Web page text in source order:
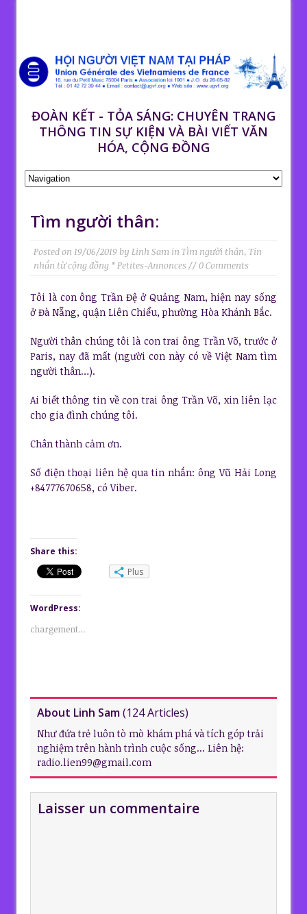
ĐOÀN KẾT - TỎA SÁNG: CHUYÊN TRANG
THÔNG TIN SỰ KIỆN VÀ BÀI VIẾT VĂN
HÓA, CỘNG ĐỒNG
Tìm người thân:
Posted on 19/06/2019 by Linh Sam in Tìm người thân, Tin
nhắn từ cộng đồng * Petites-Annonces // 0 Comments
Tôi là con ông Trần Đệ ở Quảng Nam, hiện nay sống
ở Đà Nẵng, quận Liên Chiểu, phường Hòa Khánh Bắc.
Người thân chúng tôi là con trai ông Trần Võ, trước ở
Paris, nay đã mất (người con này có về Việt Nam tìm
người thân…).
Ai biết thông tin về con trai ông Trần Võ, xin liên lạc
cho gia đình chúng tôi.
Chân thành cảm ơn.
Số điện thoại liên hệ qua tin nhắn: ông Vũ Hải Long
+84777670658, có Viber.
Share this:
Plus
WordPress:
chargement…
About Linh Sam(124 Articles)
Như đứa trẻ luôn tò mò khám phá và tích góp trải
nghiệm trên hành trình cuộc sống... Liên hệ:
radio.lien99@gmail.com
Laisser un commentaire